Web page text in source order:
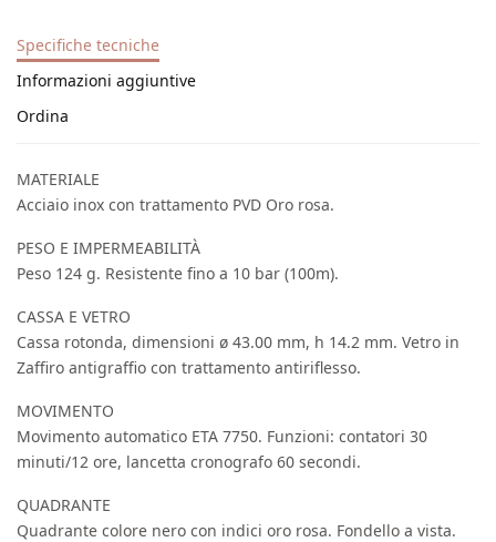
Specifiche tecniche
Informazioni aggiuntive
Ordina
MATERIALE
Acciaio inox con trattamento PVD Oro rosa.
PESO E IMPERMEABILITÀ
Peso 124 g. Resistente fino a 10 bar (100m).
CASSA E VETRO
Cassa rotonda, dimensioni ø 43.00 mm, h 14.2 mm. Vetro in
Zaffiro antigraffio con trattamento antiriflesso.
MOVIMENTO
Movimento automatico ETA 7750. Funzioni: contatori 30
minuti/12 ore, lancetta cronografo 60 secondi.
QUADRANTE
Quadrante colore nero con indici oro rosa. Fondello a vista.